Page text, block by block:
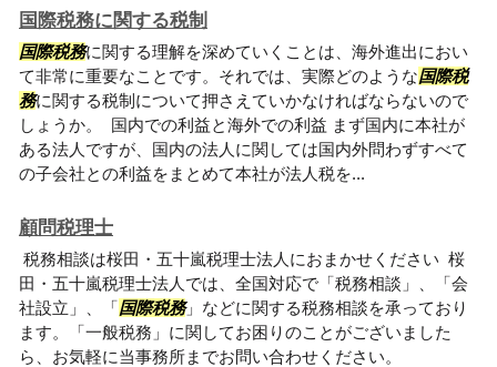
国際税務に関する税制
国際税務に関する理解を深めていくことは、海外進出におい
て非常に重要なことです。それでは、実際どのような国際税
務に関する税制について押さえていかなければならないので
しょうか。 国内での利益と海外での利益 まず国内に本社が
ある法人ですが、国内の法人に関しては国内外問わずすべて
の子会社との利益をまとめて本社が法人税を...
顧問税理士
税務相談は桜田・五十嵐税理士法人におまかせください 桜
田・五十嵐税理士法人では、全国対応で「税務相談」、「会
社設立」、「国際税務」などに関する税務相談を承っており
ます。「一般税務」に関してお困りのことがございました
ら、お気軽に当事務所までお問い合わせください。